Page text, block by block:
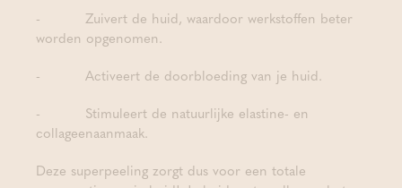
- Zuivert de huid, waardoor werkstoffen beter
worden opgenomen.
- Activeert de doorbloeding van je huid.
- Stimuleert de natuurlijke elastine- en
collageenaanmaak.
Deze superpeeling zorgt dus voor een totale